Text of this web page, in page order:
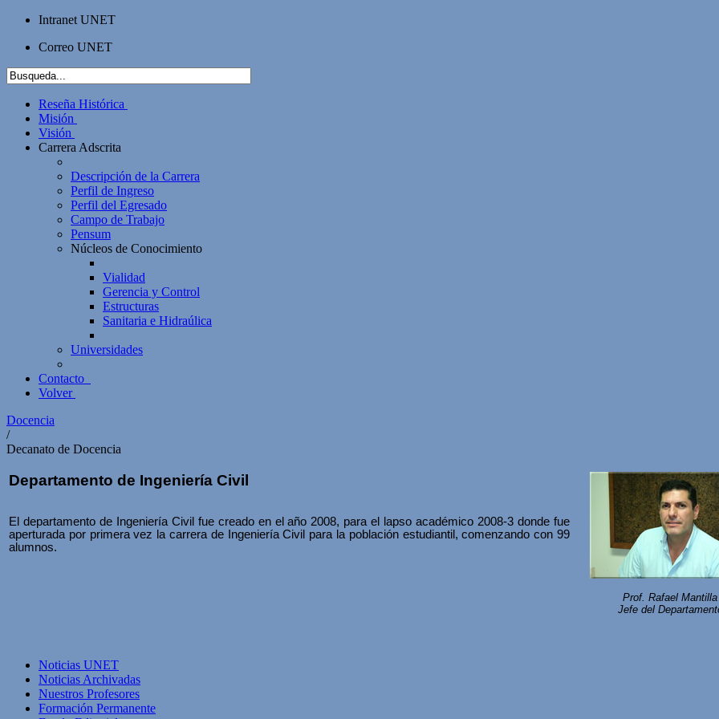
Intranet UNET
Correo UNET
Reseña Histórica
Misión
Visión
Carrera Adscrita
Descripción de la Carrera
Perfil de Ingreso
Perfil del Egresado
Campo de Trabajo
Pensum
Núcleos de Conocimiento
Vialidad
Gerencia y Control
Estructuras
Sanitaria e Hidraúlica
Universidades
Contacto
Volver
Docencia
/
Decanato de Docencia
Departamento de Ingeniería Civil
El departamento de Ingeniería Civil fue creado en el año 2008, para el lapso académico 2008-3 donde fue
aperturada por primera vez la carrera de Ingeniería Civil para la población estudiantil, comenzando con 99
alumnos.
Prof. Rafael Mantilla
Jefe del
Noticias UNET
Noticias Archivadas
Nuestros Profesores
Formación Permanente